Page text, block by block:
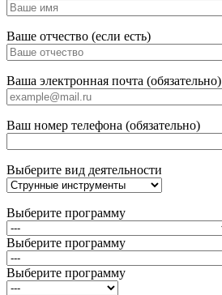
Ваше отчество (если есть)
Ваша электронная почта (обязательно)
Ваш номер телефона (обязательно)
Выберите вид деятельности
Выберите программу
Выберите программу
Выберите программу